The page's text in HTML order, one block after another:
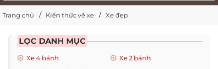
Trang chủ Kiến thức về xe Xe đẹp
LỌC DANH MỤC
Xe 4 bánh
Xe 2 bánh